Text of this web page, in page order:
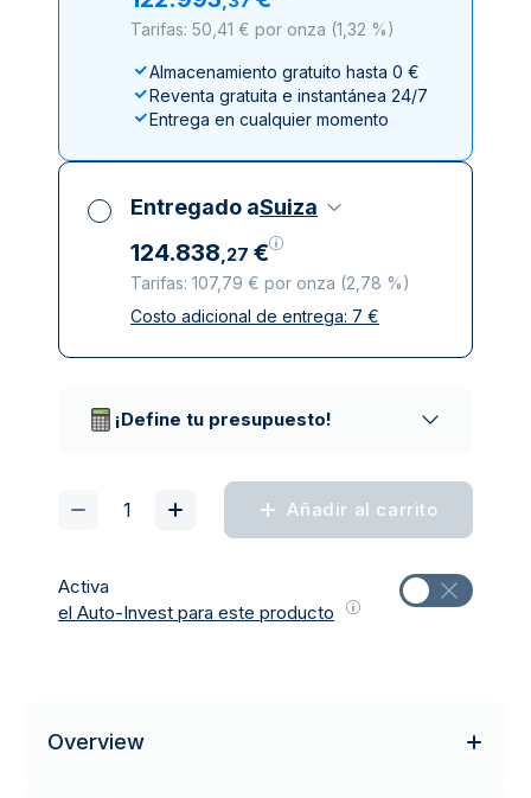
Tarifas: 50,41 € por onza (1,32 %)
Almacenamiento gratuito hasta 0 €
Reventa gratuita e instantánea 24/7
Entrega en cualquier momento
Entregado aSuiza
124.838,27 €
Tarifas: 107,79 € por onza (2,78 %)
Impuestos incluidos
Costo adicional de entrega: 7 €
¡Define tu presupuesto!
Añadir al carrito
Activa
el Auto-Invest para este producto
Overview